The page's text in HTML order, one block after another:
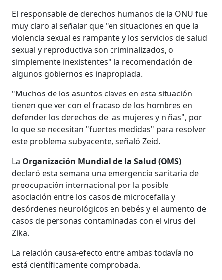
El responsable de derechos humanos de la ONU fue
muy claro al señalar que "en situaciones en que la
violencia sexual es rampante y los servicios de salud
sexual y reproductiva son criminalizados, o
simplemente inexistentes" la recomendación de
algunos gobiernos es inapropiada.
"Muchos de los asuntos claves en esta situación
tienen que ver con el fracaso de los hombres en
defender los derechos de las mujeres y niñas", por
lo que se necesitan "fuertes medidas" para resolver
este problema subyacente, señaló Zeid.
La Organización Mundial de la Salud (OMS)
declaró esta semana una emergencia sanitaria de
preocupación internacional por la posible
asociación entre los casos de microcefalia y
desórdenes neurológicos en bebés y el aumento de
casos de personas contaminadas con el virus del
Zika.
La relación causa-efecto entre ambas todavía no
está científicamente comprobada.